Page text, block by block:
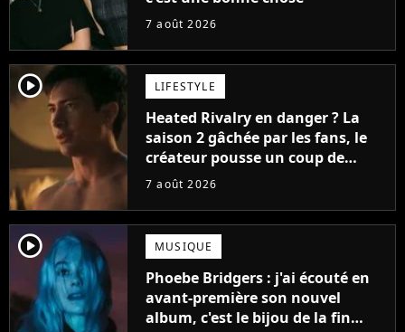
7 août 2026
player2 LIFESTYLE
Heated Rivalry en danger ? La
saison 2 gâchée par les fans, le
créateur pousse un coup de
gueule
7 août 2026
player2 MUSIQUE
Phoebe Bridgers : j'ai écouté en
avant-première son nouvel
album, c'est le bijou de la fin